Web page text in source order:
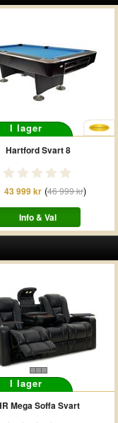
I lager
Hartford Svart 8
43 999 kr(46 999 kr)
Info & Val
I lager
Mega Soffa Svart